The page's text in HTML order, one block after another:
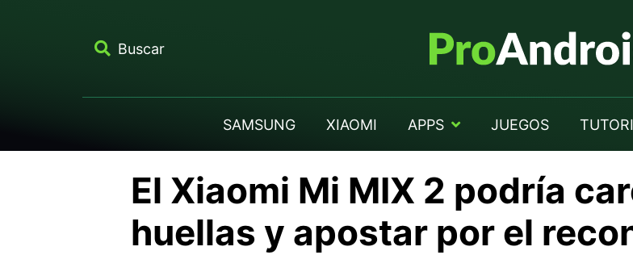
Buscar
SAMSUNG XIAOMI APPS JUEGOS
El Xiaomi Mi MIX 2 podría
huellas y apostar por el